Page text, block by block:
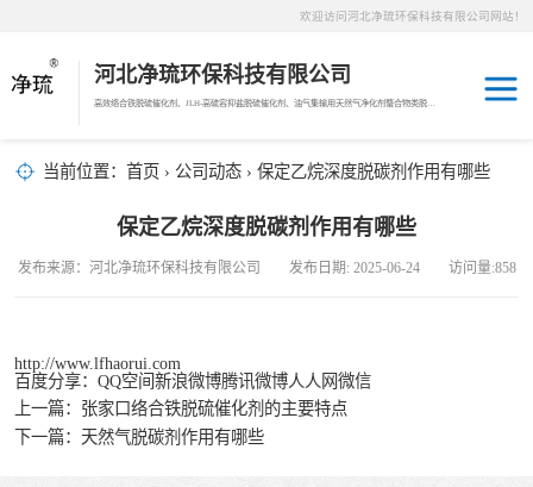
欢迎访问河北净琉环保科技有限公司网站！
河北净琉环保科技有限公司
高效络合铁脱硫催化剂、JLH-高硫容抑盐脱硫催化剂、油气集输用天然气净化剂螯合物类脱硫剂，液相氧化还原脱硫催化剂、液相氧化还原脱硫补充剂、液相氧化还原脱硫溶液分散剂、JL-12活化MDEA脱碳剂、JL-14深度脱碳剂、沼气脱硫剂、焦油破乳剂
当前位置： 首页 › 公司动态 › 保定乙烷深度脱碳剂作用有哪些
保定乙烷深度脱碳剂作用有哪些
发布来源：河北净琉环保科技有限公司 发布日期: 2025-06-24 访问量:858
http://www.lfhaorui.com
百度分享： QQ空间 新浪微博腾讯微博人人网微信
上一篇： 张家口络合铁脱硫催化剂的主要特点
下一篇： 天然气脱碳剂作用有哪些
天然气脱碳剂
沼气脱硫剂
剂
天然气脱硫剂